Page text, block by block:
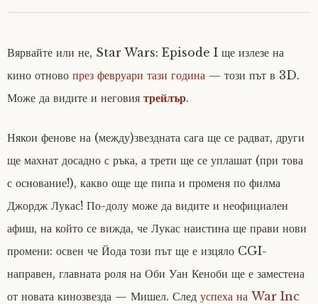
Вярвайте или не, Star Wars: Episode I ще излезе на
кино отново през февруари тази година — този път в 3D.
Може да видите и неговия трейлър.
Някои фенове на (между)звездната сага ще се радват, други
ще махнат досадно с ръка, а трети ще се уплашат (при това
с основание!), какво още ще пипа и променя по филма
Джордж Лукас! По-долу може да видите и неофициален
афиш, на който се вижда, че Лукас наистина ще прави нови
промени: освен че Йода този път ще е изцяло CGI-
направен, главната роля на Оби Уан Кеноби ще е заместена
от новата кинозвезда — Мишел. След успеха на War Inc